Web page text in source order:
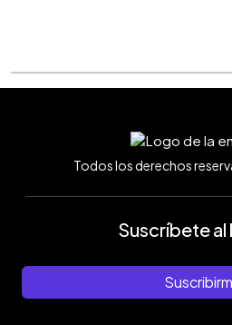
Todos los derechos
Suscríbete